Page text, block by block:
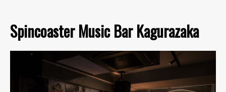
Spincoaster Music Bar Kagurazaka